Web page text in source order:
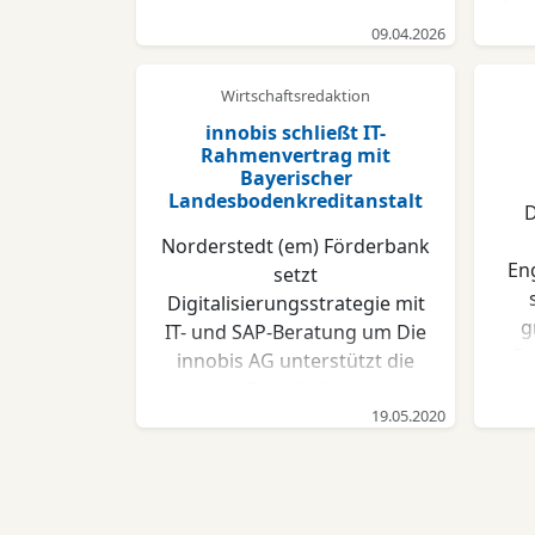
09.04.2026
Wirtschaftsredaktion
innobis schließt IT-
Rahmenvertrag mit
Bayerischer
Landesbodenkreditanstalt
Norderstedt (em) Förderbank
setzt
Digitalisierungsstrategie mit
IT- und SAP-Beratung um Die
innobis AG unterstützt die
Landesbodenkreditanstalt
19.05.2020